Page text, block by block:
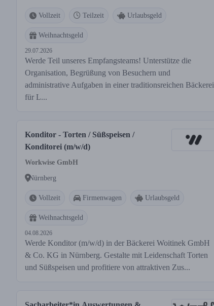
Vollzeit Teilzeit Urlaubsgeld
Weihnachtsgeld
29.07.2026
Werde Teil unseres Empfangsteams! Unterstütze die
Organisation, Begrüßung von Besuchern und
administrative Aufgaben in einer traditionsreichen Bäckerei
für L...
Konditor - Torten / Süßspeisen /
Konditorei (m/w/d)
Workwise GmbH
Nürnberg
Vollzeit Firmenwagen Urlaubsgeld
Weihnachtsgeld
04.08.2026
Werde Konditor (m/w/d) in der Bäckerei Woitinek GmbH
& Co. KG in Nürnberg. Gestalte mit Leidenschaft Torten
und Süßspeisen und profitiere von attraktiven Zus...